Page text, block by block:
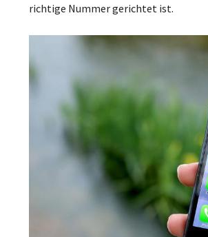
richtige Nummer gerichtet ist.